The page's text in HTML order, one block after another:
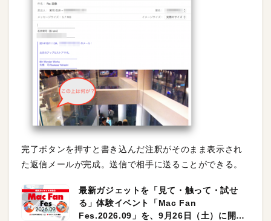
完了ボタンを押すと書き込んだ注釈がそのまま表示され
た返信メールが完成。送信で相手に送ることができる。
最新ガジェットを「見て・触って・試せ
る」体験イベント「Mac Fan
Fes.2026.09」を、9月26日（土）に開催